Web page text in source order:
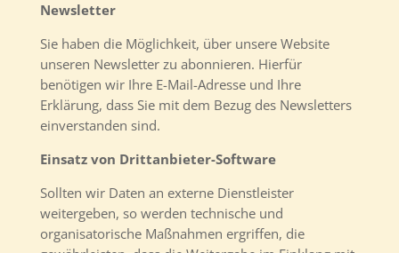
Newsletter
Sie haben die Möglichkeit, über unsere Website
unseren Newsletter zu abonnieren. Hierfür
benötigen wir Ihre E-Mail-Adresse und Ihre
Erklärung, dass Sie mit dem Bezug des Newsletters
einverstanden sind.
Einsatz von Drittanbieter-Software
Sollten wir Daten an externe Dienstleister
weitergeben, so werden technische und
organisatorische Maßnahmen ergriffen, die